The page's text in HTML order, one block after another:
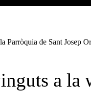
Parròquia de Sant Josep
a la